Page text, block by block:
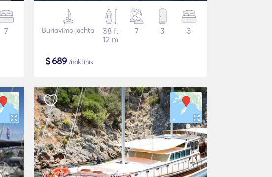
7 Buriavimo jachta
38 ft
12 m
7 3 3
$689/naktinis